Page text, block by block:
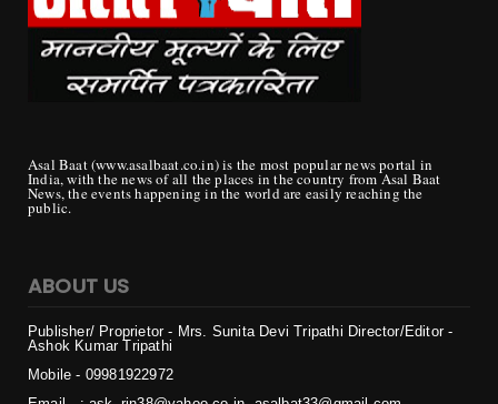
Asal Baat (www.asalbaat.co.in) is the most popular news portal in
India, with the news of all the places in the country from Asal Baat
News, the events happening in the world are easily reaching the
public.
ABOUT US
Publisher/ Proprietor - Mrs. Sunita Devi Tripathi Director/Editor -
Ashok Kumar Tripathi
Mobile - 09981922972